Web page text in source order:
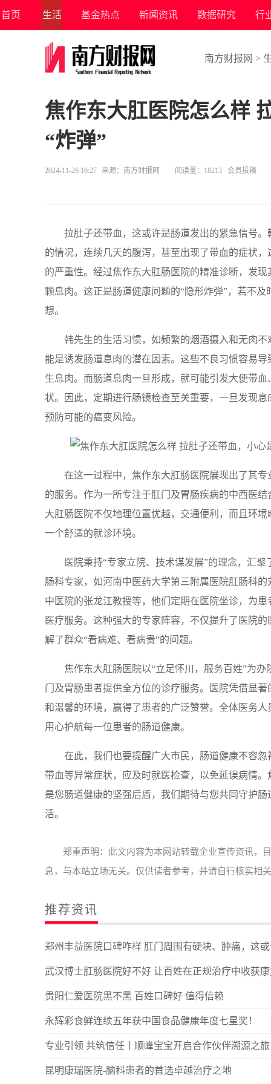
首页 生活 基金热点 新闻资讯 数据研究 行
南方财报网 >
焦作东大肛医院怎么样
“炸弹”
2024-11-26 16:27 来源： 南方财报网 阅读量：18213 会员投稿
拉肚子还带血，这或许是肠道发出的紧急信号。
的情况，连续几天的腹泻，甚至出现了带血的症状，
的严重性。经过焦作东大肛肠医院的精准诊断，发现
颗息肉。这正是肠道健康问题的“隐形炸弹”，若不及
想。
韩先生的生活习惯，如频繁的烟酒摄入和无肉不
能是诱发肠道息肉的潜在因素。这些不良习惯容易导
生息肉。而肠道息肉一旦形成，就可能引发大便带血
状。因此，定期进行肠镜检查至关重要，一旦发现息
预防可能的癌变风险。
在这一过程中，焦作东大肛肠医院展现出了其专
的服务。作为一所专注于肛门及胃肠疾病的中西医结
大肛肠医院不仅地理位置优越，交通便利，而且环境
一个舒适的就诊环境。
医院秉持“专家立院、技术谋发展”的理念，汇聚
肠科专家，如河南中医药大学第三附属医院肛肠科的
中医院的张龙江教授等，他们定期在医院坐诊，为患
医疗服务。这种强大的专家阵容，不仅提升了医院
解了群众“看病难、看病贵”的问题。
焦作东大肛肠医院以“立足怀川，服务百姓”为办
门及胃肠患者提供全方位的诊疗服务。医院凭借显著
和温馨的环境，赢得了患者的广泛赞誉。全体医务人
用心护航每一位患者的肠道健康。
在此，我们也要提醒广大市民，肠道健康不容忽
带血等异常症状，应及时就医检查，以免延误病情。
是您肠道健康的坚强后盾，我们期待与您共同守护肠
活。
郑重声明：此文内容为本网站转载企业宣传资讯，
息，与本站立场无关。仅供读者参考，并请自行核实相
推荐资讯
郑州丰益医院口碑咋样 肛门周围有硬块、肿痛，这
武汉博士肛肠医院好不好 让百姓在正规治疗中收获
贵阳仁爱医院黑不黑 百姓口碑好 值得信赖
永辉彩食鲜连续五年获中国食品健康年度七星奖！
专业引领 共筑信任丨顺峰宝宝开启合作伙伴溯源之旅
昆明康瑞医院-脑科患者的首选卓越治疗之地